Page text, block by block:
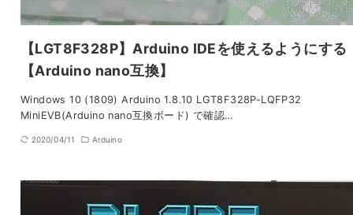
【LGT8F328P】Arduino IDEを使えるようにする
【Arduino nano互換】
Windows 10 (1809) Arduino 1.8.10 LGT8F328P-LQFP32
MiniEVB(Arduino nano互換ボード) で確認…
2020/04/11 Arduino